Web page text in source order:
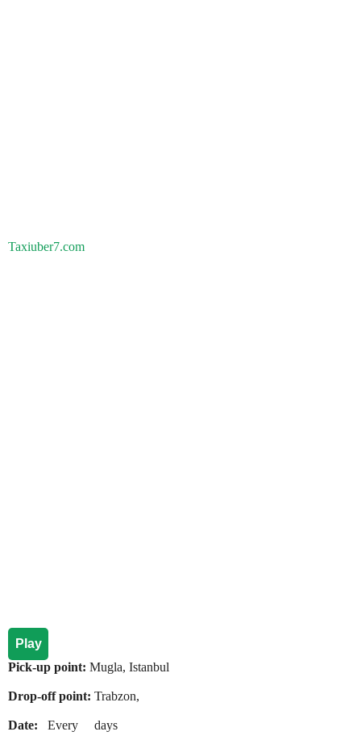
Taxiuber7.com
Play
Pick-up point: Mugla, Istanbul
Drop-off point: Trabzon,
Date: Every days